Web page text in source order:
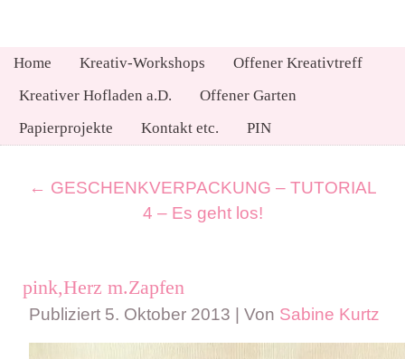
Home Kreativ-Workshops
Offener Kreativtreff
Kreativer Hofladen a.D.
Offener Garten
Papierprojekte
Kontakt etc. PIN
← GESCHENKVERPACKUNG – TUTORIAL
4 – Es geht los!
pink,Herz m.Zapfen
Publiziert 5. Oktober 2013 Von Sabine Kurtz